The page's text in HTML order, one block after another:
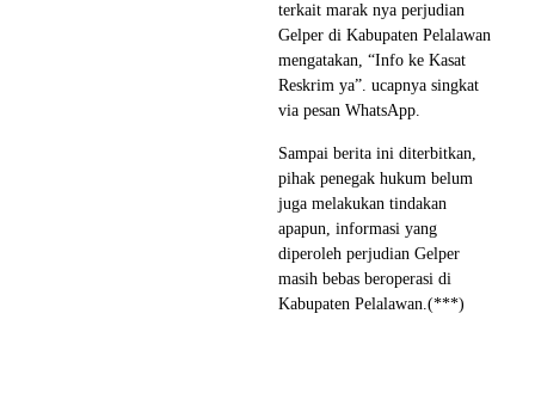
terkait marak nya perjudian
Gelper di Kabupaten Pelalawan
mengatakan, “Info ke Kasat
Reskrim ya”. ucapnya singkat
via pesan WhatsApp.
Sampai berita ini diterbitkan,
pihak penegak hukum belum
juga melakukan tindakan
apapun, informasi yang
diperoleh perjudian Gelper
masih bebas beroperasi di
Kabupaten Pelalawan.(***)